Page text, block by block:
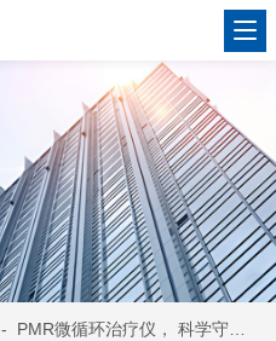
- PMR微循环治疗仪， 科学守护骨骼健康